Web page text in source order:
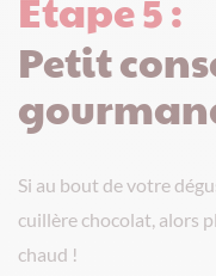
Petit
Si au bout de votre
cuillère chocolat, alors
chaud !